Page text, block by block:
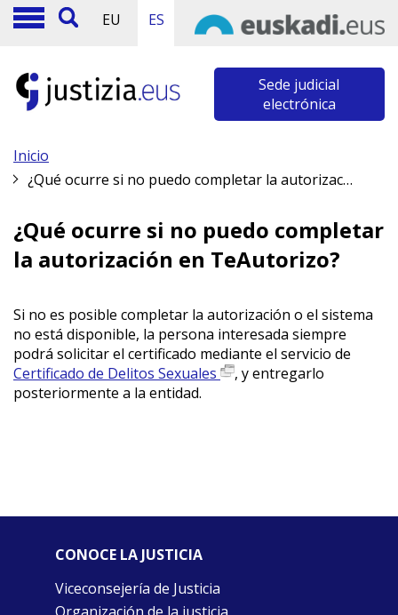
EU ES
Sede judicial
electrónica
Inicio
¿Qué ocurre si no puedo completar la autorización en TeAutorizo?
¿Qué ocurre si no puedo completar
la autorización en TeAutorizo?
Si no es posible completar la autorización o el sistema
no está disponible, la persona interesada siempre
podrá solicitar el certificado mediante el servicio de
Certificado de Delitos Sexuales
, y entregarlo
posteriormente a la entidad.
CONOCE LA JUSTICIA
Viceconsejería de Justicia